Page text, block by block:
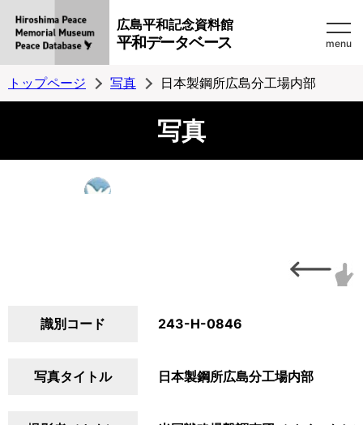
広島平和記念資料館
平和データベース menu
トップページ 写真 日本製鋼所広島分工場内部
写真
識別コード 243-H-0846
写真タイトル 日本製鋼所広島分工場内部